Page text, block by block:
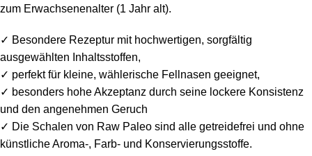
zum Erwachsenenalter (1 Jahr alt).
✓ Besondere Rezeptur mit hochwertigen, sorgfältig
ausgewählten Inhaltsstoffen,
✓ perfekt für kleine, wählerische Fellnasen geeignet,
✓ besonders hohe Akzeptanz durch seine lockere Konsistenz
und den angenehmen Geruch
✓ Die Schalen von Raw Paleo sind alle getreidefrei und ohne
künstliche Aroma-, Farb- und Konservierungsstoffe.